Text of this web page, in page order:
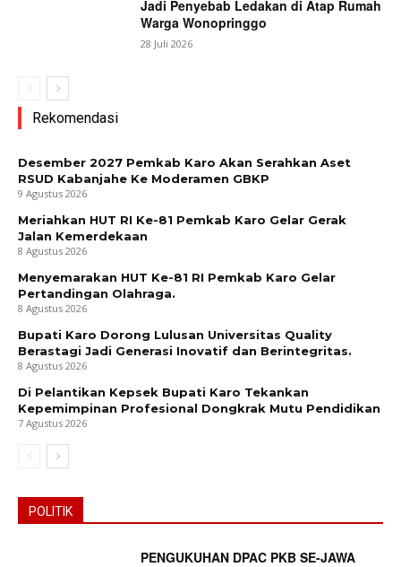
Jadi Penyebab Ledakan di Atap Rumah
Warga Wonopringgo
28 Juli 2026
Rekomendasi
Desember 2027 Pemkab Karo Akan Serahkan Aset
RSUD Kabanjahe Ke Moderamen GBKP
9 Agustus 2026
Meriahkan HUT RI Ke-81 Pemkab Karo Gelar Gerak
Jalan Kemerdekaan
8 Agustus 2026
Menyemarakan HUT Ke-81 RI Pemkab Karo Gelar
Pertandingan Olahraga.
8 Agustus 2026
Bupati Karo Dorong Lulusan Universitas Quality
Berastagi Jadi Generasi Inovatif dan Berintegritas.
8 Agustus 2026
Di Pelantikan Kepsek Bupati Karo Tekankan
Kepemimpinan Profesional Dongkrak Mutu Pendidikan
7 Agustus 2026
POLITIK
PENGUKUHAN DPAC PKB SE-JAWA